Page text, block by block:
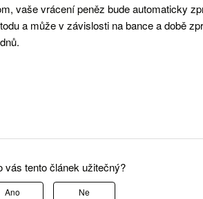
vaše vrácení peněz bude automaticky
a může v závislosti na bance a době
vás tento článek užitečný?
Ano Ne